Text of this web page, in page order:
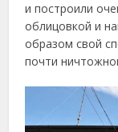
и построили
облицовкой и
образом свой
почти